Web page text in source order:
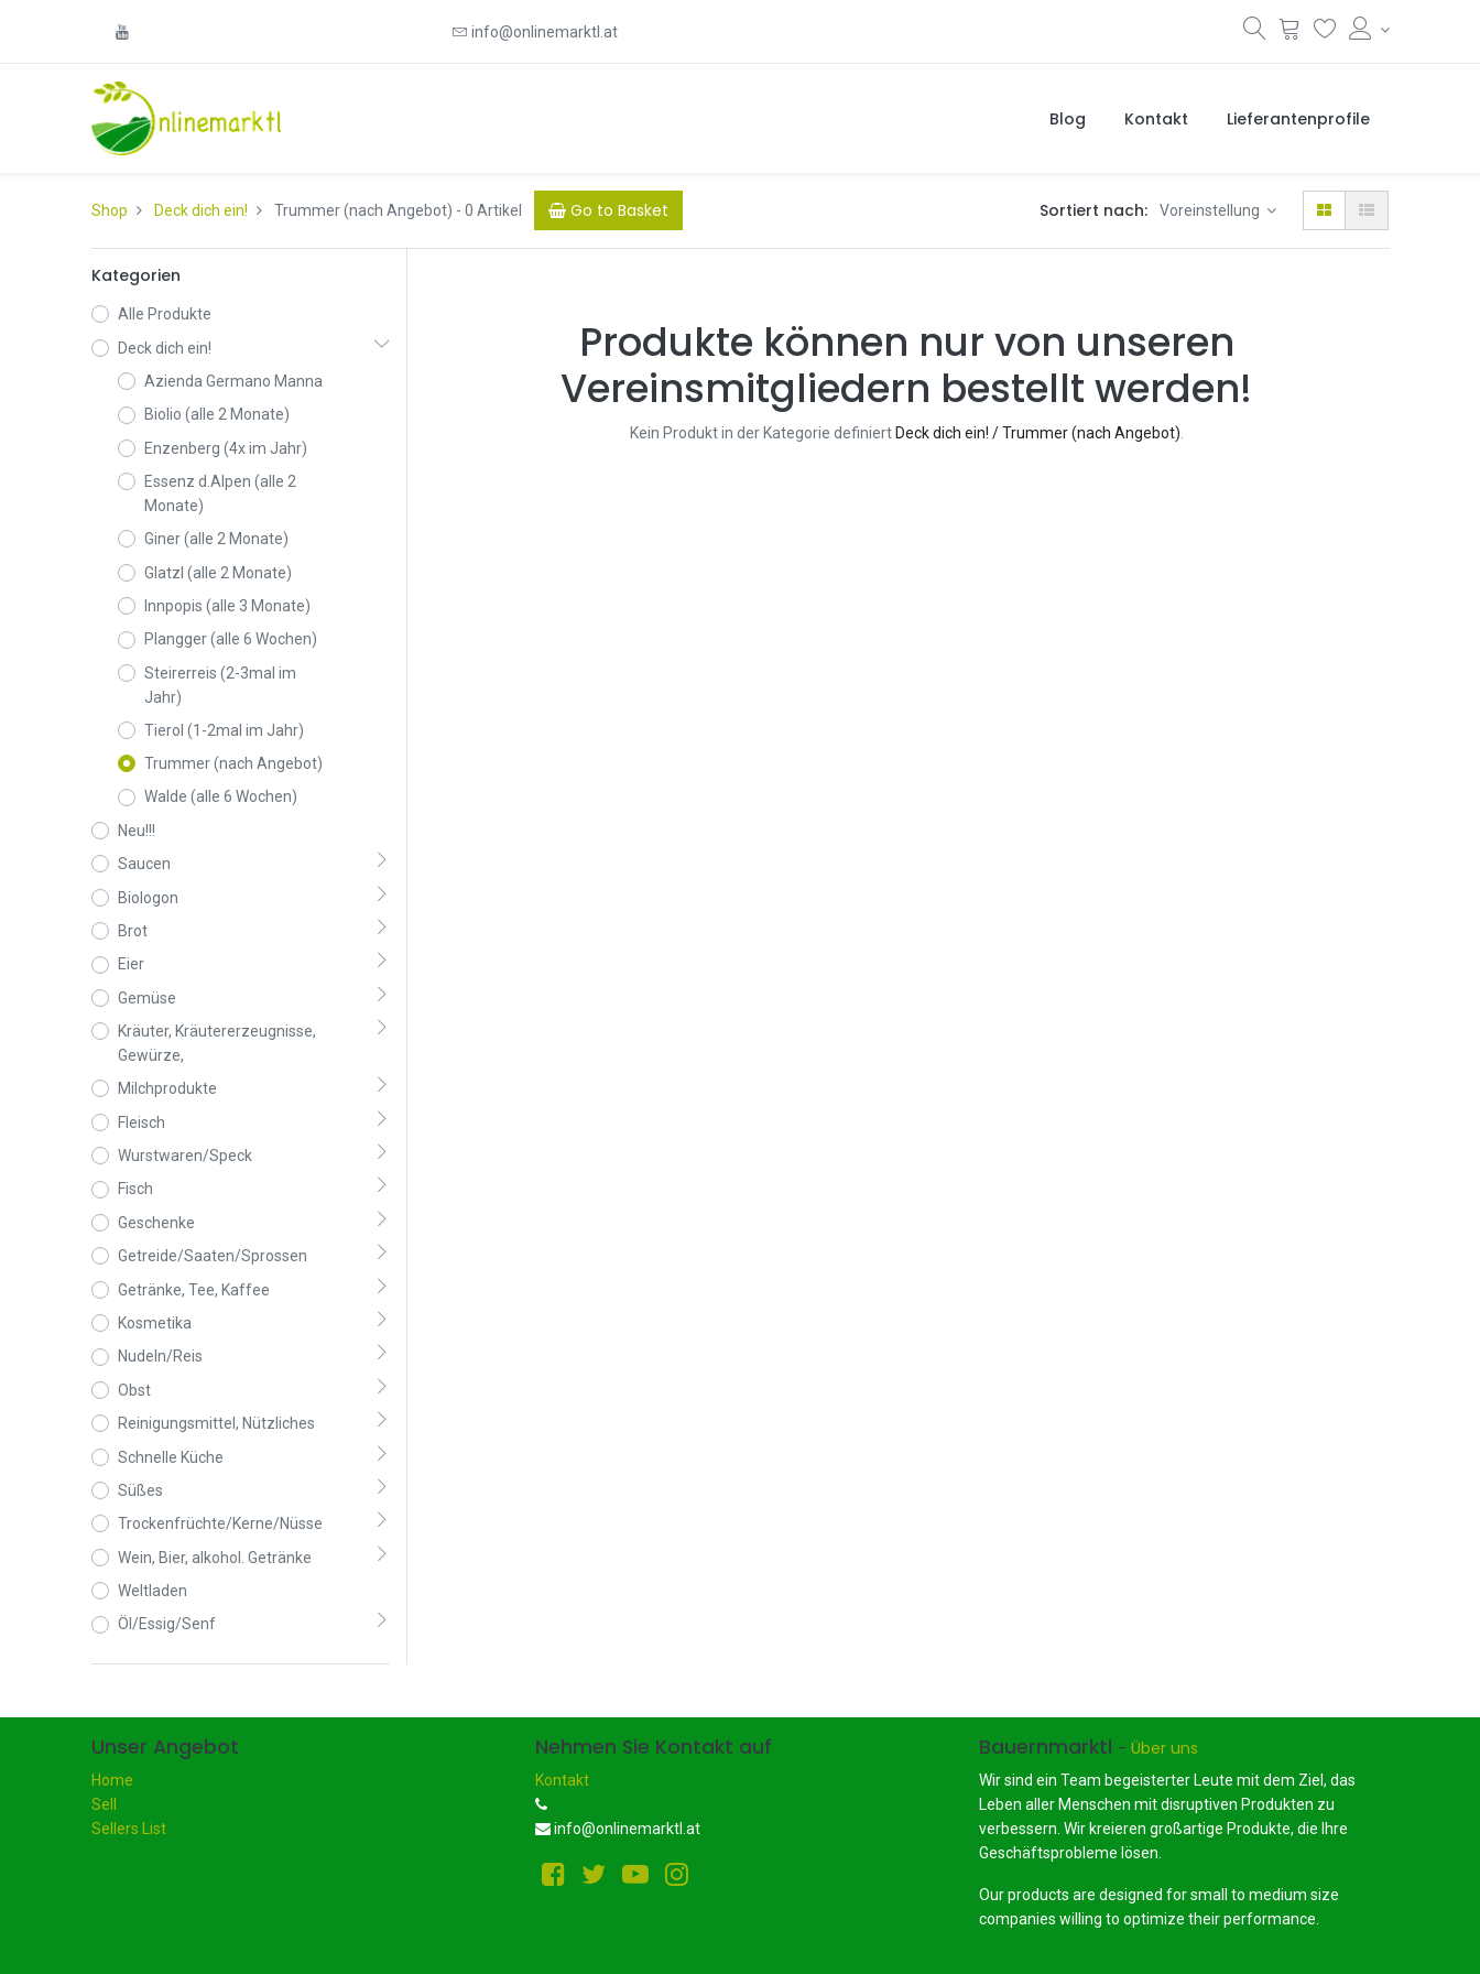
info@onlinemarktl.at
Blog Kontakt Lieferantenprofile
Shop Deck dich ein! Trummer (nach Angebot) - 0 Artikel Go to Basket Sortiert nach: Voreinstellung
Kategorien
Alle Produkte
Deck dich ein!
Azienda Germano Manna
Biolio (alle 2 Monate)
Enzenberg (4x im Jahr)
Essenz d.Alpen (alle 2
Monate)
Giner (alle 2 Monate)
Glatzl (alle 2 Monate)
Innpopis (alle 3 Monate)
Plangger (alle 6 Wochen)
Steirerreis (2-3mal im
Jahr)
Tierol (1-2mal im Jahr)
Trummer (nach Angebot)
Walde (alle 6 Wochen)
Neu!!!
Saucen
Biologon
Brot
Eier
Gemüse
Kräuter, Kräutererzeugnisse,
Gewürze,
Milchprodukte
Fleisch
Wurstwaren/Speck
Fisch
Geschenke
Getreide/Saaten/Sprossen
Getränke, Tee, Kaffee
Kosmetika
Nudeln/Reis
Obst
Reinigungsmittel, Nützliches
Schnelle Küche
Süßes
Trockenfrüchte/Kerne/Nüsse
Wein, Bier, alkohol. Getränke
Weltladen
Öl/Essig/Senf
Produkte können nur von unseren
Vereinsmitgliedern bestellt werden!
Kein Produkt in der Kategorie definiert Deck dich ein! / Trummer (nach Angebot)
Unser Angebot
Home
Sell
Sellers List
Nehmen Sie Kontakt auf
Kontakt
info@onlinemarktl.at
Bauernmarktl - Über uns
Wir sind ein Team begeisterter Leute mit dem Ziel, das
Leben aller Menschen mit disruptiven Produkten zu
verbessern. Wir kreieren großartige Produkte, die Ihre
Geschäftsprobleme lösen.
Our products are designed for small to medium size
companies willing to optimize their performance.